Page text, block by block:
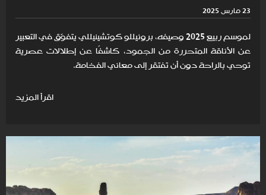
23 مارس 2025
لموسم ربيع 2025 وصيفه، برونيللو كوتشينيللي يتفوّق في التعبير
عن الأناقة المتحررة من الجمود، كاشفًا عن إطلالات عصرية
توحي بالراحة دون أن تفتقر إلى معاني الفخامة.
اقرأ المزيد